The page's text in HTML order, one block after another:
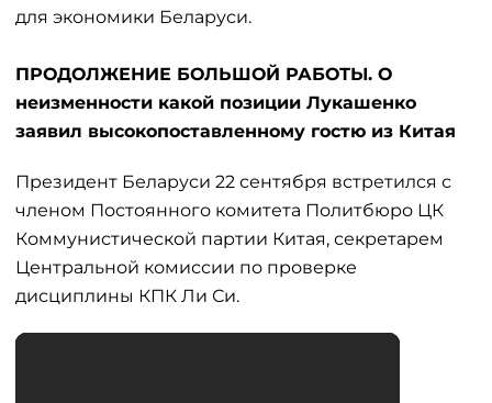
для экономики Беларуси.
ПРОДОЛЖЕНИЕ БОЛЬШОЙ РАБОТЫ. О
неизменности какой позиции Лукашенко
заявил высокопоставленному гостю из Китая
Президент Беларуси 22 сентября встретился с
членом Постоянного комитета Политбюро ЦК
Коммунистической партии Китая, секретарем
Центральной комиссии по проверке
дисциплины КПК Ли Си.